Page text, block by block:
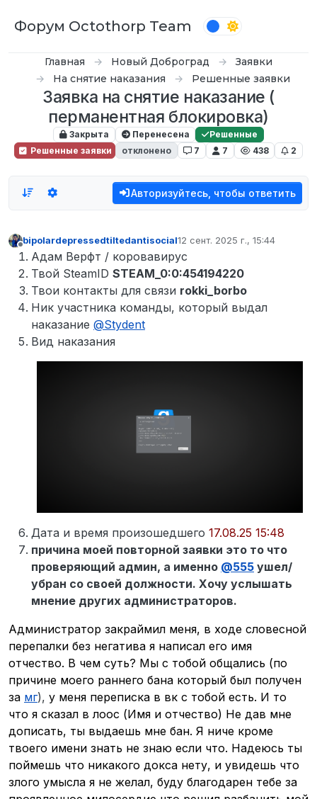
Форум Octothorp Team
Главная Новый Доброград
Заявки
На снятие наказания
Решенные заявки
Заявка на снятие наказание (
перманентная блокировка)
Закрыта Перенесена
Решенные
Решенные заявки
отклонено 7 7 438 2
Авторизуйтесь, чтобы ответить
Не в сети
bipolardepressedtiltedantisocial12 сент. 2025 г., 15:44
отредактировано
Адам Верфт / коровавирус
Твой SteamID STEAM_0:0:454194220
Твои контакты для связи rokki_borbo
Ник участника команды, который выдал
наказание @Stydent
Вид наказания
Дата и время произошедшего 17.08.25 15:48
причина моей повторной заявки это то что
проверяющий админ, а именно @555 ушел/
убран со своей должности. Хочу услышать
мнение других администраторов.
Администратор закраймил меня, в ходе словесной
перепалки без негатива я написал его имя
отчество. В чем суть? Мы с тобой общались (по
причине моего раннего бана который был получен
за мг), у меня переписка в вк с тобой есть. И то
что я сказал в лоос (Имя и отчество) Не дав мне
дописать, ты выдаешь мне бан. Я ниче кроме
твоего имени знать не знаю если что. Надеюсь ты
поймешь что никакого докса нету, и увидешь что
злого умысла я не желал, буду благодарен тебе за